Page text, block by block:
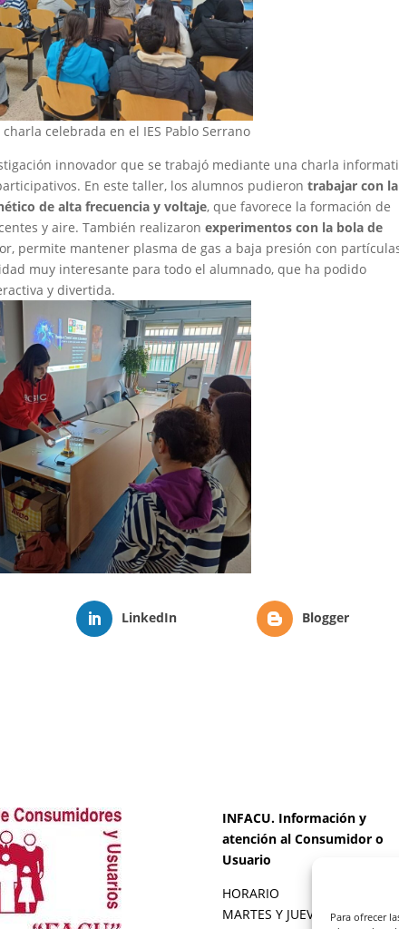
Para ofrecer
celebrada en el IES Pablo Serrano
innovador que se trabajó mediante una charla
En este taller, los alumnos pudieron trabajar con la
de alta frecuencia y voltaje, que favorece la formación de
y aire. También realizaron experimentos con la bola de
permite mantener plasma de gas a baja presión con
muy interesante para todo el alumnado, que ha podido
y divertida.
LinkedIn Blogger
INFACU. Información y
atención al Consumidor o
Usuario
HORARIO
MARTES Y JUEVES de17:00 a